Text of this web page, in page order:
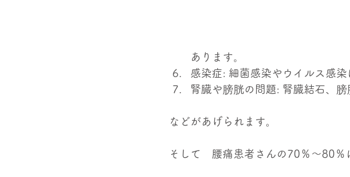
あります。
感染症: 細菌感染やウイルス感
腎臓や膀胱の問題: 腎臓結石、
などがあげられます。
そして　腰痛患者さんの70％～80％